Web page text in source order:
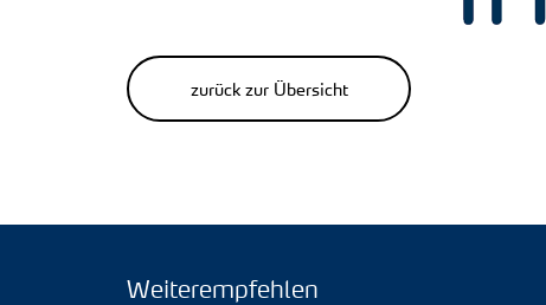
zurück zur Übersicht
Weiterempfehlen